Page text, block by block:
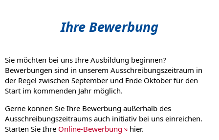
Ihre Bewerbung
Sie möchten bei uns Ihre Ausbildung beginnen?
Bewerbungen sind in unserem Ausschreibungszeitraum in
der Regel zwischen September und Ende Oktober für den
Start im kommenden Jahr möglich.
Gerne können Sie Ihre Bewerbung außerhalb des
Ausschreibungszeitraums auch initiativ bei uns einreichen.
Starten Sie Ihre Online-Bewerbung
hier.